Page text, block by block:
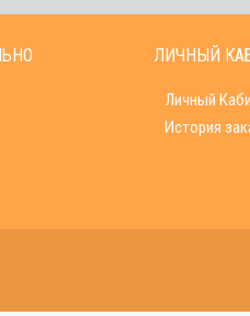
ЛИЧНЫЙ
Личный
История